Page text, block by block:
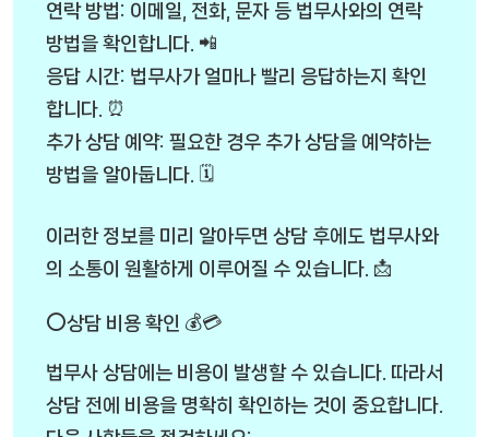
연락 방법: 이메일, 전화, 문자 등 법무사와의 연락
방법을 확인합니다. 📲
응답 시간: 법무사가 얼마나 빨리 응답하는지 확인
합니다. ⏰
추가 상담 예약: 필요한 경우 추가 상담을 예약하는
방법을 알아둡니다. 🗓️
이러한 정보를 미리 알아두면 상담 후에도 법무사와
의 소통이 원활하게 이루어질 수 있습니다. 📩
⭕상담 비용 확인 💰💳
법무사 상담에는 비용이 발생할 수 있습니다. 따라서
상담 전에 비용을 명확히 확인하는 것이 중요합니다.